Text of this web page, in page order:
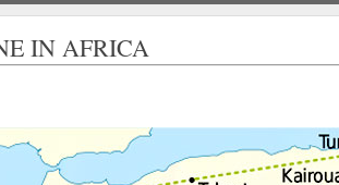
IN AFRICA